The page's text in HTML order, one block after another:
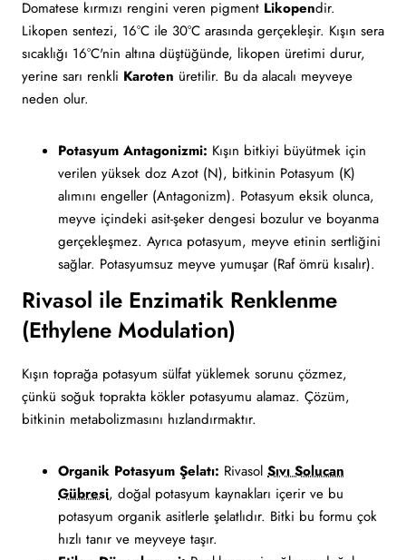
Domatese kırmızı rengini veren pigment Likopendir.
Likopen sentezi, 16°C ile 30°C arasında gerçekleşir. Kışın sera
sıcaklığı 16°C'nin altına düştüğünde, likopen üretimi durur,
yerine sarı renkli Karoten üretilir. Bu da alacalı meyveye
neden olur.
Potasyum Antagonizmi: Kışın bitkiyi büyütmek için
verilen yüksek doz Azot (N), bitkinin Potasyum (K)
alımını engeller (Antagonizm). Potasyum eksik olunca,
meyve içindeki asit-şeker dengesi bozulur ve boyanma
gerçekleşmez. Ayrıca potasyum, meyve etinin sertliğini
sağlar. Potasyumsuz meyve yumuşar (Raf ömrü kısalır).
Rivasol ile Enzimatik Renklenme
(Ethylene Modulation)
Kışın toprağa potasyum sülfat yüklemek sorunu çözmez,
çünkü soğuk toprakta kökler potasyumu alamaz. Çözüm,
bitkinin metabolizmasını hızlandırmaktır.
Organik Potasyum Şelatı: Rivasol Sıvı Solucan
Gübresi, doğal potasyum kaynakları içerir ve bu
potasyum organik asitlerle şelatlıdır. Bitki bu formu çok
hızlı tanır ve meyveye taşır.